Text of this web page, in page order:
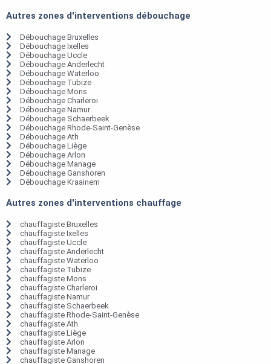
Autres zones d'interventions débouchage
Débouchage Bruxelles
Débouchage Ixelles
Débouchage Uccle
Débouchage Anderlecht
Débouchage Waterloo
Débouchage Tubize
Débouchage Mons
Débouchage Charleroi
Débouchage Namur
Débouchage Schaerbeek
Débouchage Rhode-Saint-Genèse
Débouchage Ath
Débouchage Liège
Débouchage Arlon
Débouchage Manage
Débouchage Ganshoren
Débouchage Kraainem
Autres zones d'interventions chauffage
chauffagiste Bruxelles
chauffagiste Ixelles
chauffagiste Uccle
chauffagiste Anderlecht
chauffagiste Waterloo
chauffagiste Tubize
chauffagiste Mons
chauffagiste Charleroi
chauffagiste Namur
chauffagiste Schaerbeek
chauffagiste Rhode-Saint-Genèse
chauffagiste Ath
chauffagiste Liège
chauffagiste Arlon
chauffagiste Manage
chauffagiste Ganshoren